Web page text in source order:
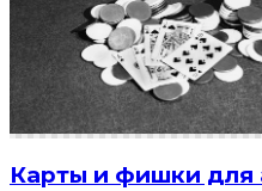
Карты и фишки для